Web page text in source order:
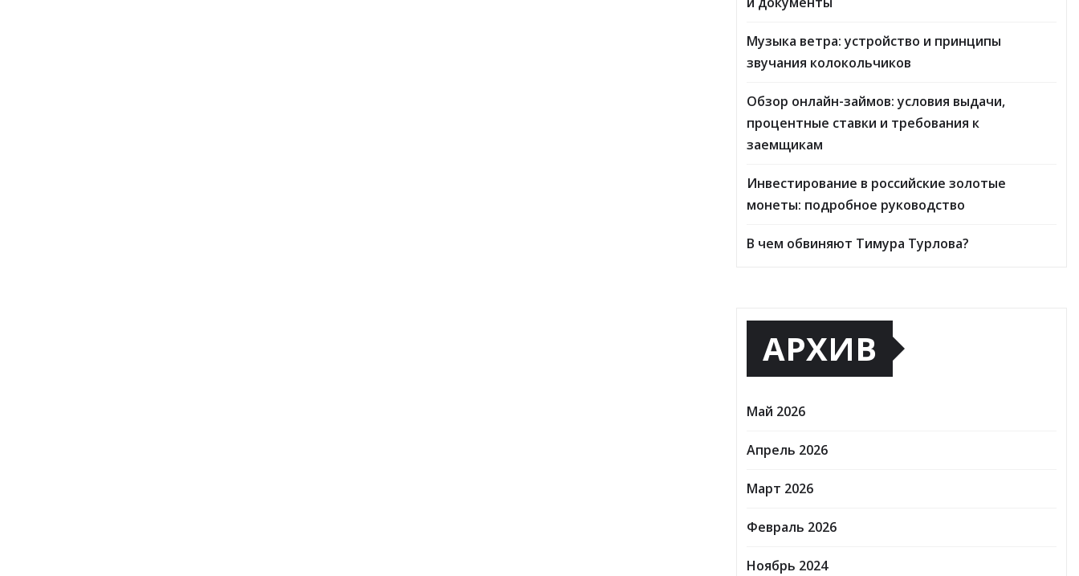
Музыка ветра: устройство и принципы
звучания колокольчиков
Обзор онлайн-займов: условия выдачи,
процентные ставки и требования к
заемщикам
Инвестирование в российские золотые
монеты: подробное руководство
В чем обвиняют Тимура Турлова?
АРХИВ
Май 2026
Апрель 2026
Март 2026
Февраль 2026
Ноябрь 2024